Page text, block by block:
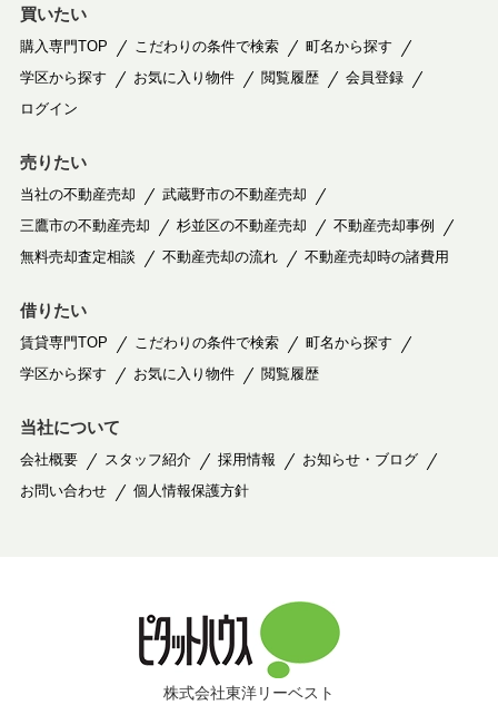
買いたい
購入専門TOP こだわりの条件で検索
町名から探す
学区から探す
お気に入り物件 閲覧履歴
会員登録
ログイン
売りたい
当社の不動産売却
武蔵野市の不動産売却
三鷹市の不動産売却
杉並区の不動産売却
不動産売却事例
無料売却査定相談
不動産売却の流れ 不動産売却時の諸費用
借りたい
賃貸専門TOP こだわりの条件で検索
町名から探す
学区から探す
お気に入り物件 閲覧履歴
当社について
会社概要 スタッフ紹介 採用情報
お知らせ・ブログ
お問い合わせ
個人情報保護方針
株式会社東洋リーベスト